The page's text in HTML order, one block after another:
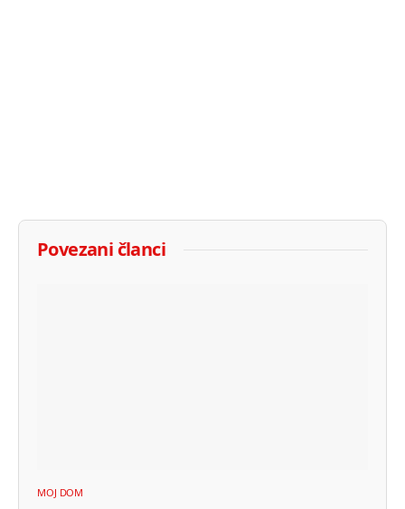
Povezani članci
MOJ DOM